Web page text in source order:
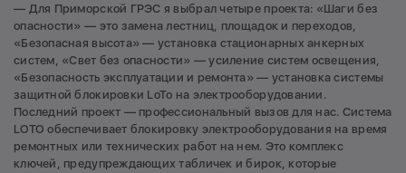
— Для Приморской ГРЭС я выбрал четыре проекта: «Шаги без
опасности» — это замена лестниц, площадок и переходов,
«Безопасная высота» — установка стационарных анкерных
систем, «Свет без опасности» — усиление систем освещения,
«Безопасность эксплуатации и ремонта» — установка системы
защитной блокировки LoTo на электрооборудовании.
Последний проект — профессиональный вызов для нас. Система
LOTO обеспечивает блокировку электрооборудования на время
ремонтных или технических работ на нем. Это комплекс
ключей, предупреждающих табличек и бирок, которые